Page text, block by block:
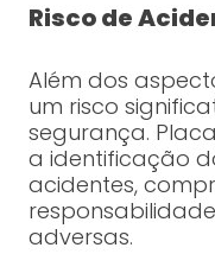
Risco de
Além dos
um risco
segurança.
a identificação
acidentes,
adversas.